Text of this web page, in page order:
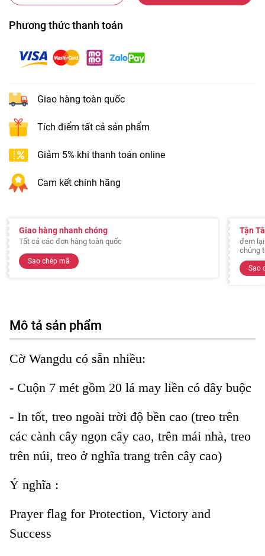
Phương thức thanh toán
Giao hàng toàn quốc
Tích điểm tất cả sản phẩm
Giảm 5% khi thanh toán online
Cam kết chính hãng
Giao hàng nhanh chóng
Tất cả các đơn hàng toàn quốc
Sao chép mã
Tận
đem
chúng
Sao
Mô tả sản phẩm
Cờ Wangdu có sẵn nhiều:
- Cuộn 7 mét gồm 20 lá may liền có dây buộc
- In tốt, treo ngoài trời độ bền cao (treo trên
các cành cây ngọn cây cao, trên mái nhà, treo
trên núi, treo ở nghĩa trang trên cây cao)
Ý nghĩa :
Prayer flag for Protection, Victory and
Success